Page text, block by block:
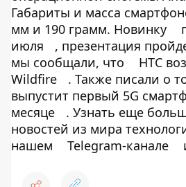
Габариты и масса
мм и 190 грамм. Новинку
июля
, презентация
мы сообщали, что
НТС
Wildfire
. Также писали о
выпустит первый 5G
месяце
. Узнать еще
новостей из мира
нашем
Telegram-канале